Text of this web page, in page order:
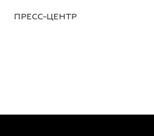
ПРЕСС-ЦЕНТР